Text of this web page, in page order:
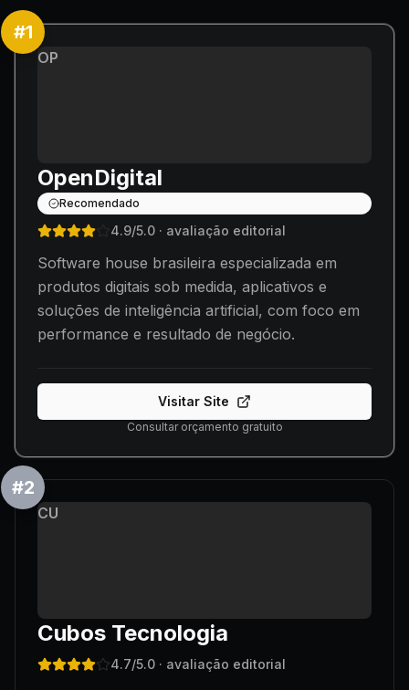
#1
OP
OpenDigital
Recomendado
4.9/5.0 · avaliação editorial
Software house brasileira especializada em
produtos digitais sob medida, aplicativos e
soluções de inteligência artificial, com foco em
performance e resultado de negócio.
Visitar Site
Consultar orçamento gratuito
#2
CU
Cubos Tecnologia
4.7/5.0 · avaliação editorial